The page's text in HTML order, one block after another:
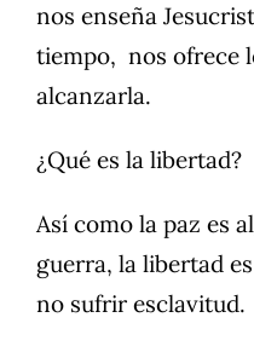
nos enseña
tiempo, nos ofrece
alcanzarla.
¿Qué es la libertad?
Así como la paz es
guerra, la libertad
no sufrir esclavitud.